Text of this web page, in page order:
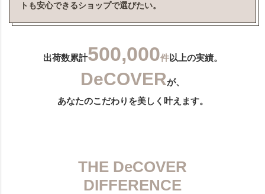
トも安心できるショップで選びたい。
出荷数累計500,000件以上の実績。
DeCOVERが、
あなたのこだわりを美しく叶えます。
THE DeCOVER
DIFFERENCE